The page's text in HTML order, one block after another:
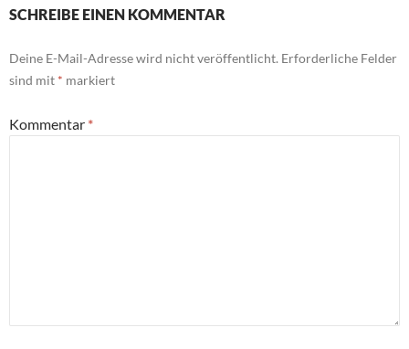
SCHREIBE EINEN KOMMENTAR
Deine E-Mail-Adresse wird nicht veröffentlicht. Erforderliche Felder
sind mit * markiert
Kommentar *